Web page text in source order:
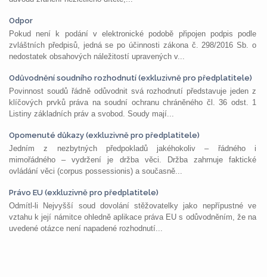
Odpor
Pokud není k podání v elektronické podobě připojen podpis podle
zvláštních předpisů, jedná se po účinnosti zákona č. 298/2016 Sb. o
nedostatek obsahových náležitostí upravených v...
Odůvodnění soudního rozhodnutí (exkluzivně pro předplatitele)
Povinnost soudů řádně odůvodnit svá rozhodnutí představuje jeden z
klíčových prvků práva na soudní ochranu chráněného čl. 36 odst. 1
Listiny základních práv a svobod. Soudy mají...
Opomenuté důkazy (exkluzivně pro předplatitele)
Jedním z nezbytných předpokladů jakéhokoliv – řádného i
mimořádného – vydržení je držba věci. Držba zahrnuje faktické
ovládání věci (corpus possessionis) a současně...
Právo EU (exkluzivně pro předplatitele)
Odmítl-li Nejvyšší soud dovolání stěžovatelky jako nepřípustné ve
vztahu k její námitce ohledně aplikace práva EU s odůvodněním, že na
uvedené otázce není napadené rozhodnutí...